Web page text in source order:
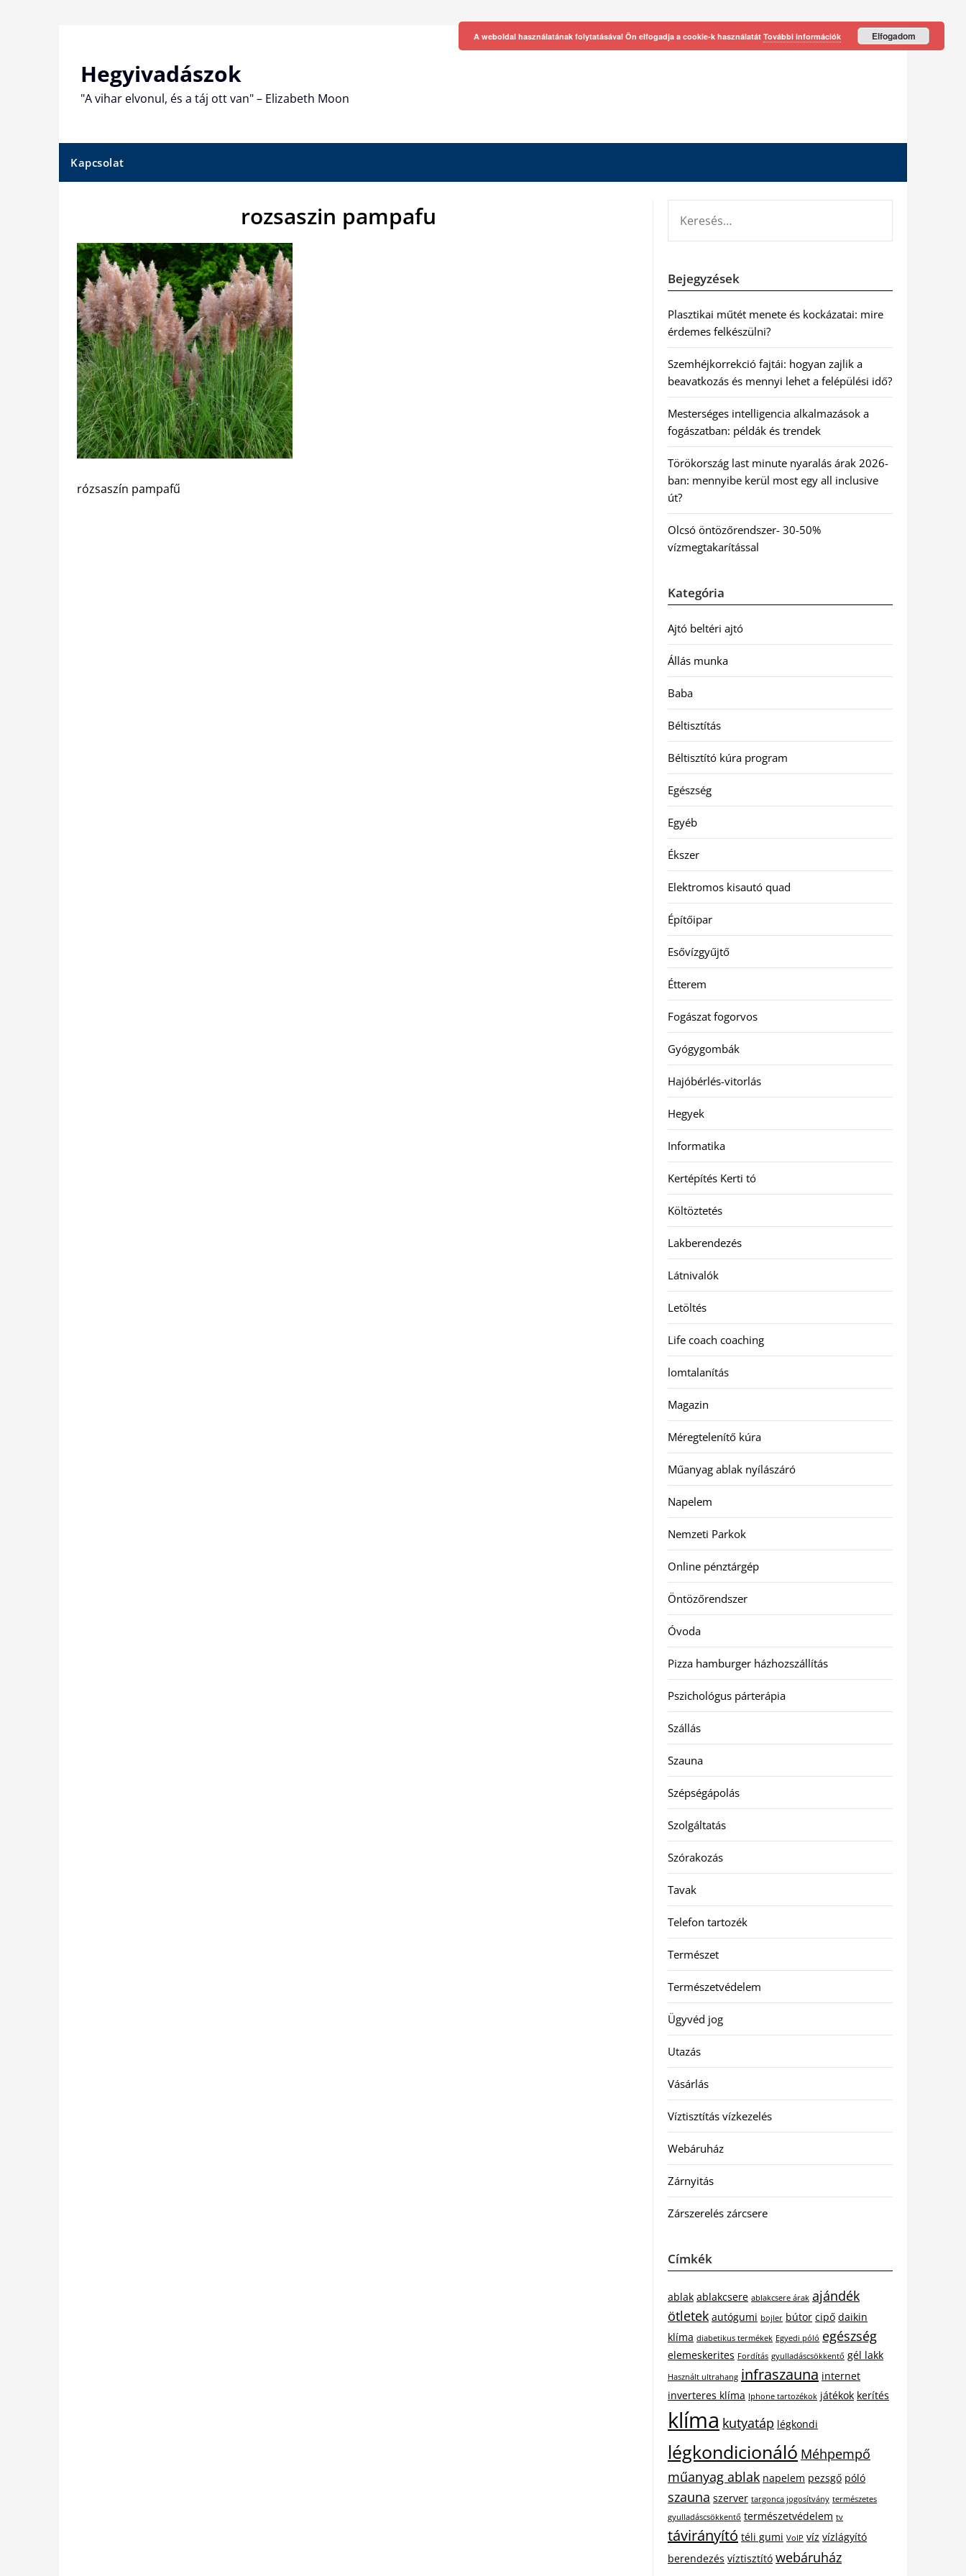
Hegyivadászok
"A vihar elvonul, és a táj ott van" – Elizabeth Moon
Kapcsolat
rozsaszin pampafu
rózsaszín pampafű
Bejegyzések
Plasztikai műtét menete és kockázatai: mire
érdemes felkészülni?
Szemhéjkorrekció fajtái: hogyan zajlik a
beavatkozás és mennyi lehet a felépülési idő?
Mesterséges intelligencia alkalmazások a
fogászatban: példák és trendek
Törökország last minute nyaralás árak 2026-
ban: mennyibe kerül most egy all inclusive
út?
Olcsó öntözőrendszer- 30-50%
vízmegtakarítással
Kategória
Ajtó beltéri ajtó
Állás munka
Baba
Béltisztítás
Béltisztító kúra program
Egészség
Egyéb
Ékszer
Elektromos kisautó quad
Építőipar
Esővízgyűjtő
Étterem
Fogászat fogorvos
Gyógygombák
Hajóbérlés-vitorlás
Hegyek
Informatika
Kertépítés Kerti tó
Költöztetés
Lakberendezés
Látnivalók
Letöltés
Life coach coaching
lomtalanítás
Magazin
Méregtelenítő kúra
Műanyag ablak nyílászáró
Napelem
Nemzeti Parkok
Online pénztárgép
Öntözőrendszer
Óvoda
Pizza hamburger házhozszállítás
Pszichológus párterápia
Szállás
Szauna
Szépségápolás
Szolgáltatás
Szórakozás
Tavak
Telefon tartozék
Természet
Természetvédelem
Ügyvéd jog
Utazás
Vásárlás
Víztisztítás vízkezelés
Webáruház
Zárnyitás
Zárszerelés zárcsere
Címkék
ablak ablakcsere ablakcsere árak ajándék
ötletek autógumi bojler bútor cipő daikin
klíma diabetikus termékek Egyedi póló egészség
elemeskerites Fordítás gyulladáscsökkentő gél lakk
Használt ultrahang infraszauna internet
inverteres klíma Iphone tartozékok játékok kerítés
klíma kutyatáp légkondi
légkondicionáló Méhpempő
műanyag ablak napelem pezsgő póló
szauna szerver targonca jogosítvány természetes
gyulladáscsökkentő természetvédelem tv
távirányító téli gumi VoIP víz vízlágyító
berendezés víztisztító webáruház
A weboldal használatának folytatásával Ön elfogadja a cookie-k használatát További információk Elfogadom